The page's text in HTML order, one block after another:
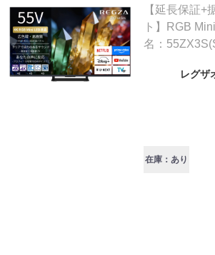
【延長保証+
ト】RGB
名：
レグザ
在庫：あり